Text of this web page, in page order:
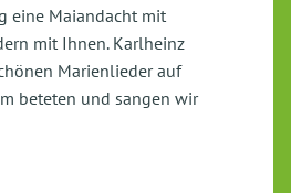
eine Maiandacht mit
mit Ihnen. Karlheinz
Marienlieder auf
beteten und sangen wir